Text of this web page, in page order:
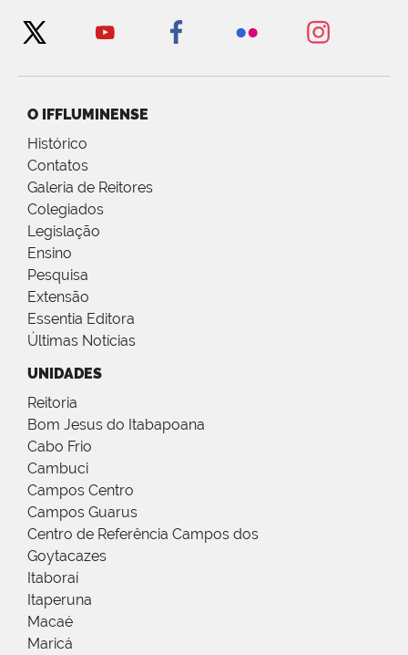
O IFFLUMINENSE
Histórico
Contatos
Galeria de Reitores
Colegiados
Legislação
Ensino
Pesquisa
Extensão
Essentia Editora
Últimas Notícias
UNIDADES
Reitoria
Bom Jesus do Itabapoana
Cabo Frio
Cambuci
Campos Centro
Campos Guarus
Centro de Referência Campos dos
Goytacazes
Itaboraí
Itaperuna
Macaé
Maricá